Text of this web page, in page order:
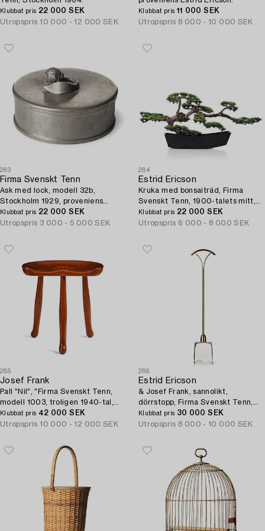
Klubbat pris 22 000 SEK
Utropspris 10 000 - 12 000 SEK
Klubbat pris 11 000 SEK
Utropspris 8 000 - 10 000 SEK
283
Firma Svenskt Tenn
Ask med lock, modell 32b,
Stockholm 1929, proveniens
Estrid Ericson.
Klubbat pris 22 000 SEK
Utropspris 3 000 - 5 000 SEK
284
Estrid Ericson
Kruka med bonsaiträd, Firma
Svenskt Tenn, 1900-talets mitt,
proveniens Estrid Ericson.
Klubbat pris 22 000 SEK
Utropspris 6 000 - 8 000 SEK
285
Josef Frank
Pall "Nil", "Firma Svenskt Tenn,
modell 1003, troligen 1940-tal,
proveniens Estrid Ericson.
Klubbat pris 42 000 SEK
Utropspris 10 000 - 12 000 SEK
286
Estrid Ericson
& Josef Frank, sannolikt,
dörrstopp, Firma Svenskt Tenn,
proveniens Estrid Ericson.
Klubbat pris 30 000 SEK
Utropspris 8 000 - 10 000 SEK